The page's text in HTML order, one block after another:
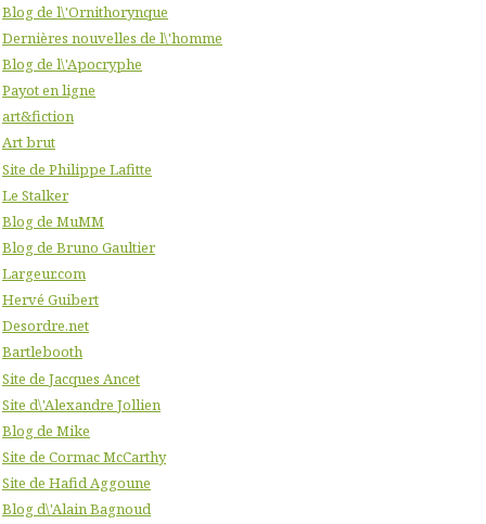
Blog de l\'Ornithorynque
Dernières nouvelles de l\'homme
Blog de l\'Apocryphe
Payot en ligne
art&fiction
Art brut
Site de Philippe Lafitte
Le Stalker
Blog de MuMM
Blog de Bruno Gaultier
Largeur.com
Hervé Guibert
Desordre.net
Bartlebooth
Site de Jacques Ancet
Site d\'Alexandre Jollien
Blog de Mike
Site de Cormac McCarthy
Site de Hafid Aggoune
Blog d\'Alain Bagnoud